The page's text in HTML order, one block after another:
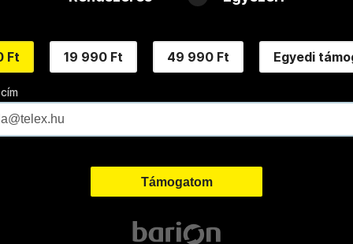
Ft 19 990 Ft 49 990 Ft Egyedi